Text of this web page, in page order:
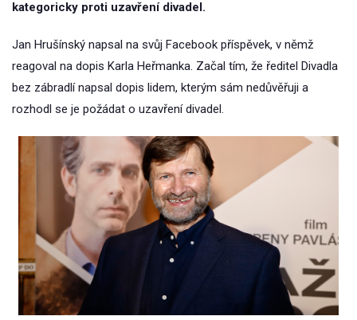
kategoricky proti uzavření divadel.
Jan Hrušínský napsal na svůj Facebook příspěvek, v němž
reagoval na dopis Karla Heřmanka. Začal tím, že ředitel Divadla
bez zábradlí napsal dopis lidem, kterým sám nedůvěřuji a
rozhodl se je požádat o uzavření divadel.